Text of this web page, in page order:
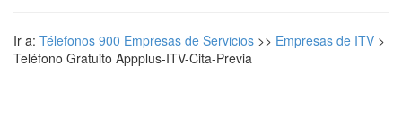
Ir a: Télefonos 900 Empresas de Servicios >> Empresas de ITV >
Teléfono Gratuito Appplus-ITV-Cita-Previa